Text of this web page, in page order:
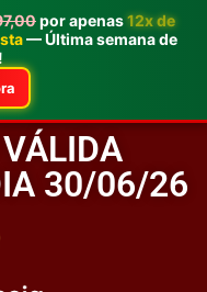
30/06/26
por apenas12x de
— Última semana de